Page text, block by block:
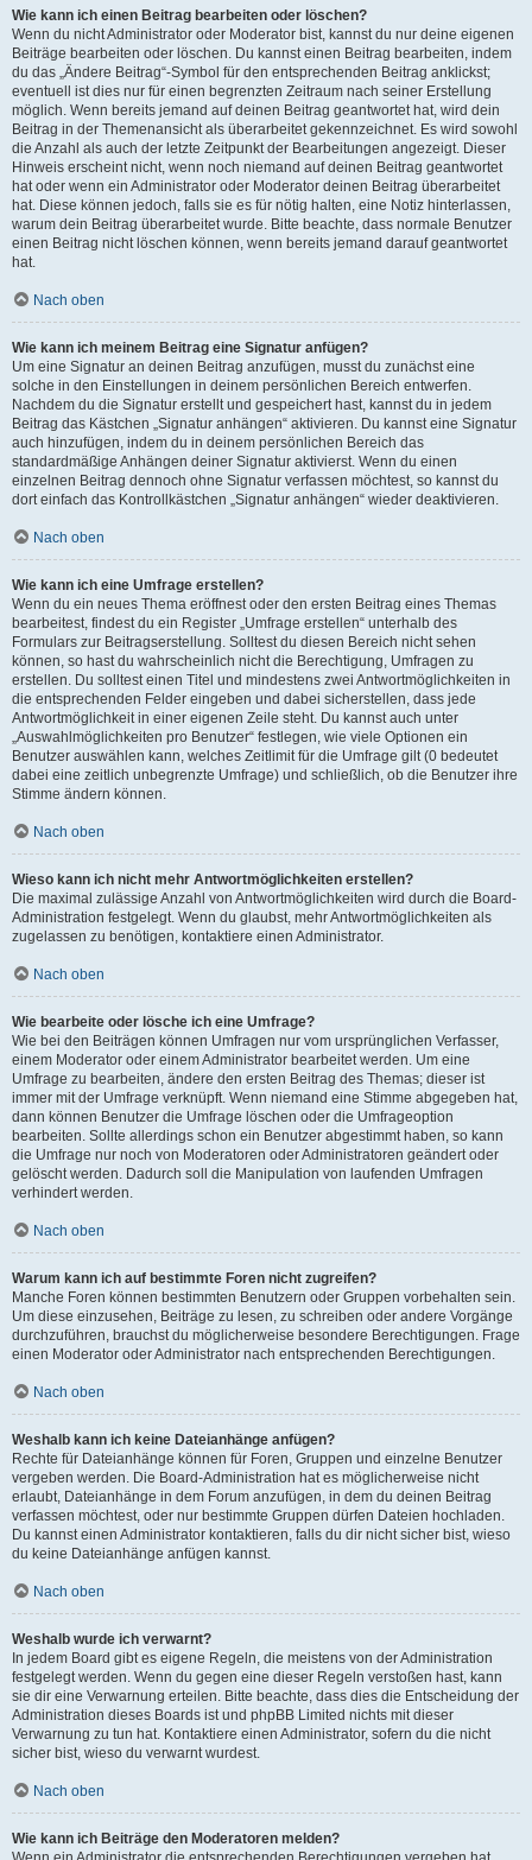
Wie kann ich einen Beitrag bearbeiten oder löschen?
Wenn du nicht Administrator oder Moderator bist, kannst du nur deine eigenen
Beiträge bearbeiten oder löschen. Du kannst einen Beitrag bearbeiten, indem
du das „Ändere Beitrag“-Symbol für den entsprechenden Beitrag anklickst;
eventuell ist dies nur für einen begrenzten Zeitraum nach seiner Erstellung
möglich. Wenn bereits jemand auf deinen Beitrag geantwortet hat, wird dein
Beitrag in der Themenansicht als überarbeitet gekennzeichnet. Es wird sowohl
die Anzahl als auch der letzte Zeitpunkt der Bearbeitungen angezeigt. Dieser
Hinweis erscheint nicht, wenn noch niemand auf deinen Beitrag geantwortet
hat oder wenn ein Administrator oder Moderator deinen Beitrag überarbeitet
hat. Diese können jedoch, falls sie es für nötig halten, eine Notiz hinterlassen,
warum dein Beitrag überarbeitet wurde. Bitte beachte, dass normale Benutzer
einen Beitrag nicht löschen können, wenn bereits jemand darauf geantwortet
hat.
Nach oben
Wie kann ich meinem Beitrag eine Signatur anfügen?
Um eine Signatur an deinen Beitrag anzufügen, musst du zunächst eine
solche in den Einstellungen in deinem persönlichen Bereich entwerfen.
Nachdem du die Signatur erstellt und gespeichert hast, kannst du in jedem
Beitrag das Kästchen „Signatur anhängen“ aktivieren. Du kannst eine Signatur
auch hinzufügen, indem du in deinem persönlichen Bereich das
standardmäßige Anhängen deiner Signatur aktivierst. Wenn du einen
einzelnen Beitrag dennoch ohne Signatur verfassen möchtest, so kannst du
dort einfach das Kontrollkästchen „Signatur anhängen“ wieder deaktivieren.
Nach oben
Wie kann ich eine Umfrage erstellen?
Wenn du ein neues Thema eröffnest oder den ersten Beitrag eines Themas
bearbeitest, findest du ein Register „Umfrage erstellen“ unterhalb des
Formulars zur Beitragserstellung. Solltest du diesen Bereich nicht sehen
können, so hast du wahrscheinlich nicht die Berechtigung, Umfragen zu
erstellen. Du solltest einen Titel und mindestens zwei Antwortmöglichkeiten in
die entsprechenden Felder eingeben und dabei sicherstellen, dass jede
Antwortmöglichkeit in einer eigenen Zeile steht. Du kannst auch unter
„Auswahlmöglichkeiten pro Benutzer“ festlegen, wie viele Optionen ein
Benutzer auswählen kann, welches Zeitlimit für die Umfrage gilt (0 bedeutet
dabei eine zeitlich unbegrenzte Umfrage) und schließlich, ob die Benutzer ihre
Stimme ändern können.
Nach oben
Wieso kann ich nicht mehr Antwortmöglichkeiten erstellen?
Die maximal zulässige Anzahl von Antwortmöglichkeiten wird durch die Board-
Administration festgelegt. Wenn du glaubst, mehr Antwortmöglichkeiten als
zugelassen zu benötigen, kontaktiere einen Administrator.
Nach oben
Wie bearbeite oder lösche ich eine Umfrage?
Wie bei den Beiträgen können Umfragen nur vom ursprünglichen Verfasser,
einem Moderator oder einem Administrator bearbeitet werden. Um eine
Umfrage zu bearbeiten, ändere den ersten Beitrag des Themas; dieser ist
immer mit der Umfrage verknüpft. Wenn niemand eine Stimme abgegeben hat,
dann können Benutzer die Umfrage löschen oder die Umfrageoption
bearbeiten. Sollte allerdings schon ein Benutzer abgestimmt haben, so kann
die Umfrage nur noch von Moderatoren oder Administratoren geändert oder
gelöscht werden. Dadurch soll die Manipulation von laufenden Umfragen
verhindert werden.
Nach oben
Warum kann ich auf bestimmte Foren nicht zugreifen?
Manche Foren können bestimmten Benutzern oder Gruppen vorbehalten sein.
Um diese einzusehen, Beiträge zu lesen, zu schreiben oder andere Vorgänge
durchzuführen, brauchst du möglicherweise besondere Berechtigungen. Frage
einen Moderator oder Administrator nach entsprechenden Berechtigungen.
Nach oben
Weshalb kann ich keine Dateianhänge anfügen?
Rechte für Dateianhänge können für Foren, Gruppen und einzelne Benutzer
vergeben werden. Die Board-Administration hat es möglicherweise nicht
erlaubt, Dateianhänge in dem Forum anzufügen, in dem du deinen Beitrag
verfassen möchtest, oder nur bestimmte Gruppen dürfen Dateien hochladen.
Du kannst einen Administrator kontaktieren, falls du dir nicht sicher bist, wieso
du keine Dateianhänge anfügen kannst.
Nach oben
Weshalb wurde ich verwarnt?
In jedem Board gibt es eigene Regeln, die meistens von der Administration
festgelegt werden. Wenn du gegen eine dieser Regeln verstoßen hast, kann
sie dir eine Verwarnung erteilen. Bitte beachte, dass dies die Entscheidung der
Administration dieses Boards ist und phpBB Limited nichts mit dieser
Verwarnung zu tun hat. Kontaktiere einen Administrator, sofern du die nicht
sicher bist, wieso du verwarnt wurdest.
Nach oben
Wie kann ich Beiträge den Moderatoren melden?